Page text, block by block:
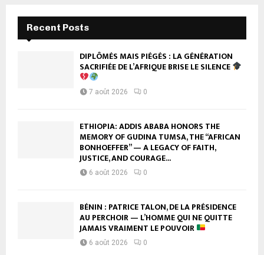
Recent Posts
DIPLÔMÉS MAIS PIÉGÉS : LA GÉNÉRATION
SACRIFIÉE DE L’AFRIQUE BRISE LE SILENCE
7 août 2026 0
ETHIOPIA: ADDIS ABABA HONORS THE
MEMORY OF GUDINA TUMSA, THE “AFRICAN
BONHOEFFER” — A LEGACY OF FAITH,
JUSTICE, AND COURAGE...
6 août 2026 0
BÉNIN : PATRICE TALON, DE LA PRÉSIDENCE
AU PERCHOIR — L’HOMME QUI NE QUITTE
JAMAIS VRAIMENT LE POUVOIR
6 août 2026 0